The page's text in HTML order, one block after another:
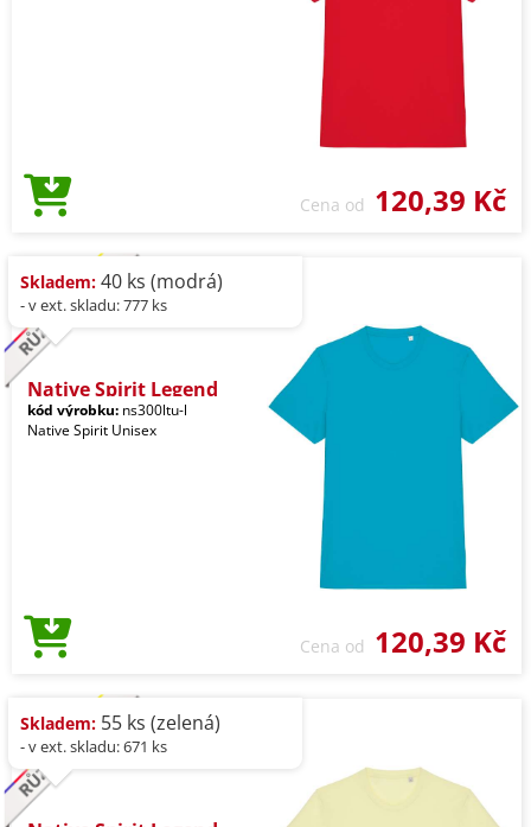
Cena od 120,39 Kč
Skladem: 40 ks (modrá)
- v ext. skladu: 777 ks
Native Spirit Legend
kód výrobku: ns300ltu-l
Native Spirit Unisex
Cena od 120,39 Kč
Skladem: 55 ks (zelená)
- v ext. skladu: 671 ks